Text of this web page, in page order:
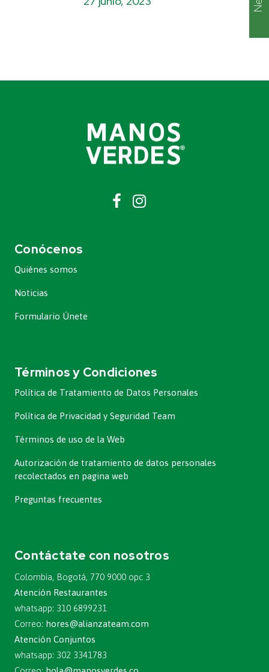
Conócenos
Quiénes somos
Noticias
Formulario Únete
Términos y Condiciones
Política de Tratamiento de Datos Personales
Política de Privacidad y Seguridad Team
Términos de uso de la Web
Autorización de tratamiento de datos personales
recolectados en pagina web
Preguntas frecuentes
Contáctate con nosotros
Colombia, Bogotá, 770 9000 opc 3
Atención Restaurantes
whatsapp: 310 6899231
Correo: hores@alianzateam.com
Atención Conjuntos
whatsapp: 302 3341783